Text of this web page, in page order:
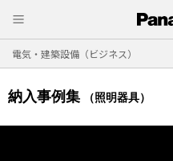
電気・建築設備（ビジネス）
納入事例集 （照明器具）